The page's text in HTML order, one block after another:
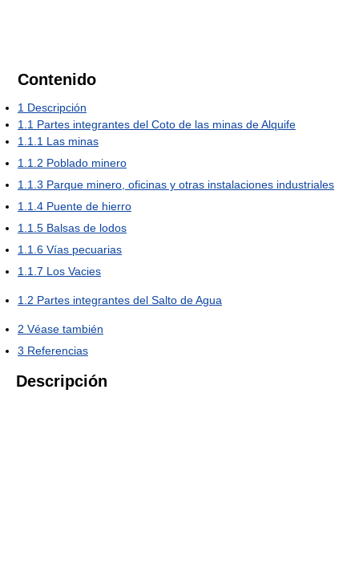
Contenido
1 Descripción
1.1 Partes integrantes del Coto de las minas de Alquife
1.1.1 Las minas
1.1.2 Poblado minero
1.1.3 Parque minero, oficinas y otras instalaciones industriales
1.1.4 Puente de hierro
1.1.5 Balsas de lodos
1.1.6 Vías pecuarias
1.1.7 Los Vacies
1.2 Partes integrantes del Salto de Agua
2 Véase también
3 Referencias
Descripción